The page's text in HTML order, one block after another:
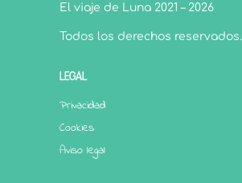
El viaje de Luna 2021 – 2026
Todos los derechos reservados.
LEGAL
Privacidad
Cookies
Aviso legal